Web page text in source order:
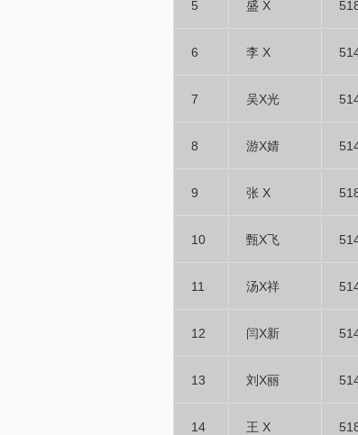
5 盛 X
6 李 X
7 吴X光
8 游X婧
9 张 X
10 甄X飞
11 汤X祥
12 闫X新
13 刘X丽
14 王 X